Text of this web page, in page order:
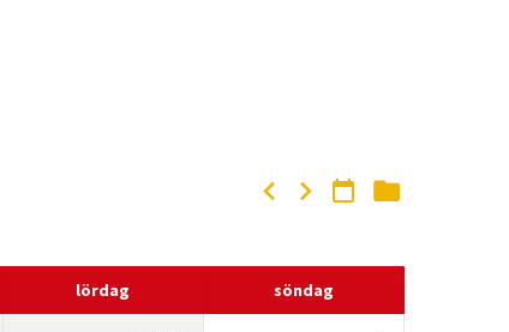
lördag söndag